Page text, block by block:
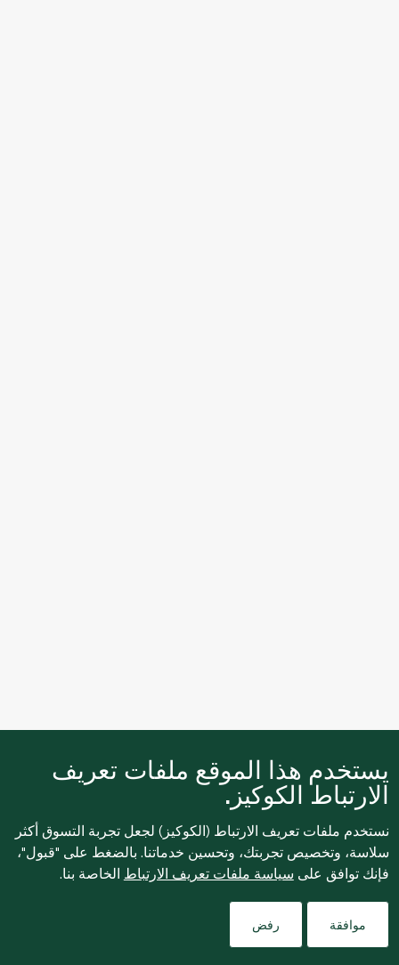
يستخدم هذا الموقع ملفات تعريف
الارتباط الكوكيز.
نستخدم ملفات تعريف الارتباط (الكوكيز) لجعل تجربة التسوق أكثر
سلاسة، وتخصيص تجربتك، وتحسين خدماتنا. بالضغط على "قبول"،
فإنك توافق على سياسة ملفات تعريف الارتباط الخاصة بنا.
موافقة رفض